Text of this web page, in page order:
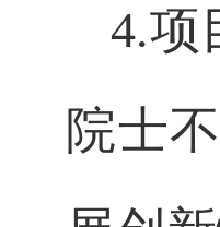
4.项
院士